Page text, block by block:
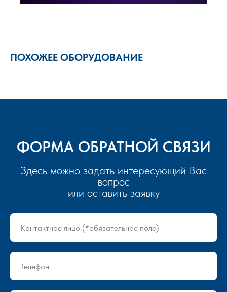
ПОХОЖЕЕ ОБОРУДОВАНИЕ
ФОРМА ОБРАТНОЙ СВЯЗИ
Здесь можно задать интересующий Вас
вопрос
или оставить заявку